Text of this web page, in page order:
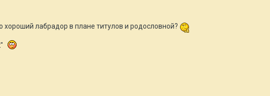
хороший лабрадор в плане титулов и родословной?